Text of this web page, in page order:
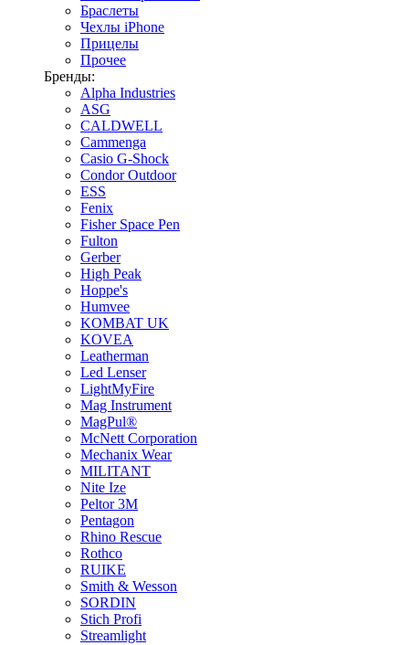
Браслеты
Чехлы iPhone
Прицелы
Прочее
Бренды:
Alpha Industries
ASG
CALDWELL
Cammenga
Casio G-Shock
Condor Outdoor
ESS
Fenix
Fisher Space Pen
Fulton
Gerber
High Peak
Hoppe's
Humvee
KOMBAT UK
KOVEA
Leatherman
Led Lenser
LightMyFire
Mag Instrument
MagPul®
McNett Corporation
Mechanix Wear
MILITANT
Nite Ize
Peltor 3M
Pentagon
Rhino Rescue
Rothco
RUIKE
Smith & Wesson
SORDIN
Stich Profi
Streamlight